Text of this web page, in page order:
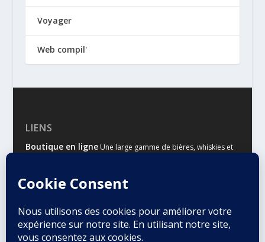
Voyager
Web compil'
LIENS
Boutique en ligneUne large gamme de bières, whiskies et
Malts & HoublonsLe site d’information des amateurs de